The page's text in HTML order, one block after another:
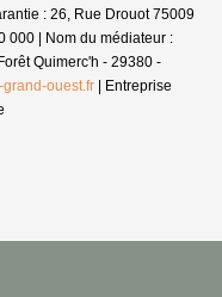
: 26, Rue Drouot 75009
000 | Nom du médiateur :
Quimerc'h - 29380 -
ouest.fr | Entreprise